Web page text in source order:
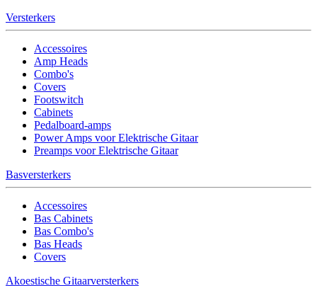
Versterkers
Accessoires
Amp Heads
Combo's
Covers
Footswitch
Cabinets
Pedalboard-amps
Power Amps voor Elektrische Gitaar
Preamps voor Elektrische Gitaar
Basversterkers
Accessoires
Bas Cabinets
Bas Combo's
Bas Heads
Covers
Akoestische Gitaarversterkers